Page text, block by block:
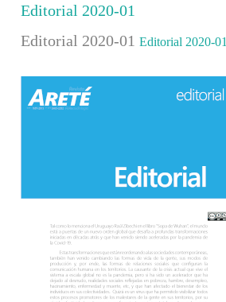
Editorial 2020-01
Editorial 2020-01Editorial 2020-01
Barra lateral del artículo